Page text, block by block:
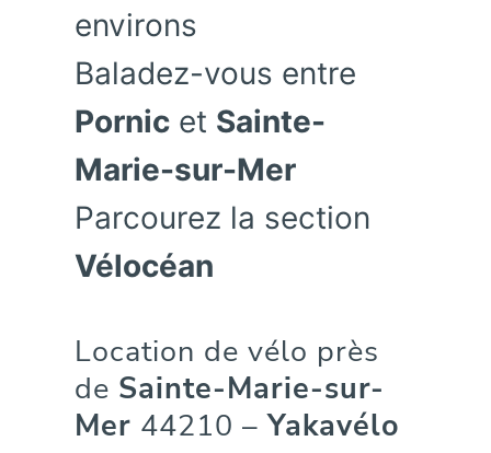
environs
Baladez-vous entre
Pornicet Sainte-
Marie-sur-Mer
Parcourez la section
Vélocéan
Location de vélo près
de Sainte-Marie-sur-
Mer 44210 –Yakavélo